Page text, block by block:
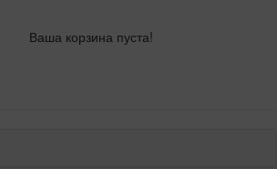
Ваша корзина пуста!